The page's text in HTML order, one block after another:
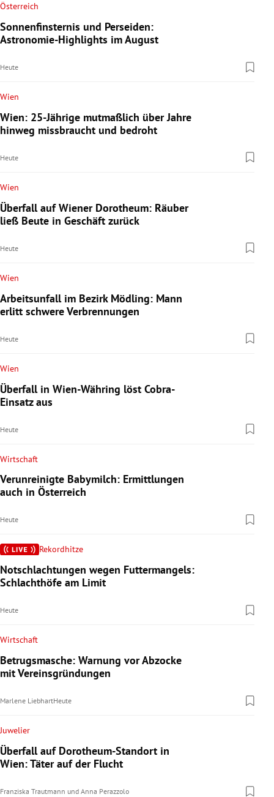
Österreich
Sonnenfinsternis und Perseiden:
Astronomie-Highlights im August
Heute
Wien
Wien: 25-Jährige mutmaßlich über Jahre
hinweg missbraucht und bedroht
Heute
Wien
Überfall auf Wiener Dorotheum: Räuber
ließ Beute in Geschäft zurück
Heute
Wien
Arbeitsunfall im Bezirk Mödling: Mann
erlitt schwere Verbrennungen
Heute
Wien
Überfall in Wien-Währing löst Cobra-
Einsatz aus
Heute
Wirtschaft
Verunreinigte Babymilch: Ermittlungen
auch in Österreich
Heute
Rekordhitze
Notschlachtungen wegen Futtermangels:
Schlachthöfe am Limit
Heute
Wirtschaft
Betrugsmasche: Warnung vor Abzocke
mit Vereinsgründungen
Marlene LiebhartHeute
Juwelier
Überfall auf Dorotheum-Standort in
Wien: Täter auf der Flucht
Franziska Trautmann und Anna Perazzolo